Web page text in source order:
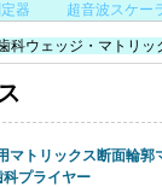
器 超音波スケー
科ウェッジ・マトリッ
マトリックス断面輪郭
プライヤー